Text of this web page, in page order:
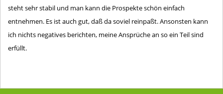
steht sehr stabil und man kann die Prospekte schön einfach
entnehmen. Es ist auch gut, daß da soviel reinpaßt. Ansonsten kann
ich nichts negatives berichten, meine Ansprüche an so ein Teil sind
erfüllt.